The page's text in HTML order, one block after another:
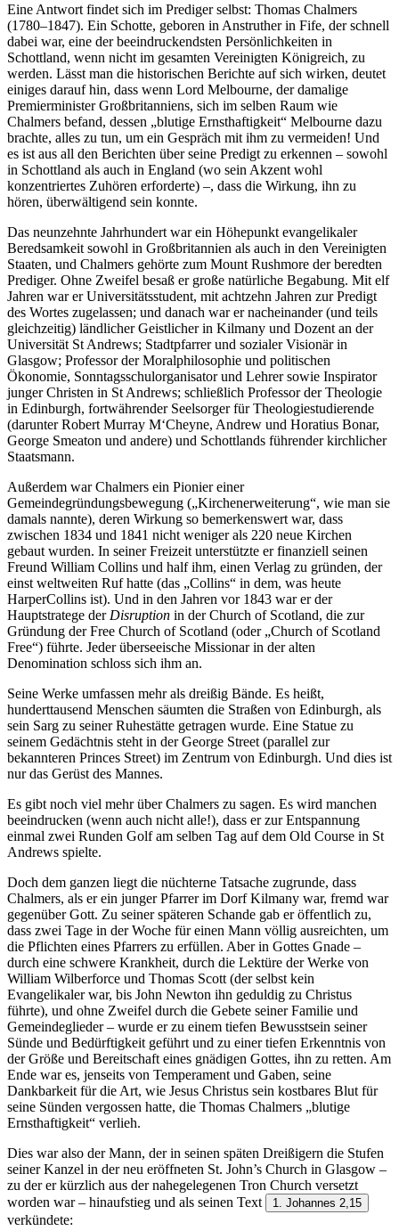
Eine Antwort findet sich im Prediger selbst: Thomas Chalmers
(1780–1847). Ein Schotte, geboren in Anstruther in Fife, der schnell
dabei war, eine der beeindruckendsten Persönlichkeiten in
Schottland, wenn nicht im gesamten Vereinigten Königreich, zu
werden. Lässt man die historischen Berichte auf sich wirken, deutet
einiges darauf hin, dass wenn Lord Melbourne, der damalige
Premierminister Großbritanniens, sich im selben Raum wie
Chalmers befand, dessen „blutige Ernsthaftigkeit“ Melbourne dazu
brachte, alles zu tun, um ein Gespräch mit ihm zu vermeiden! Und
es ist aus all den Berichten über seine Predigt zu erkennen – sowohl
in Schottland als auch in England (wo sein Akzent wohl
konzentriertes Zuhören erforderte) –, dass die Wirkung, ihn zu
hören, überwältigend sein konnte.
Das neunzehnte Jahrhundert war ein Höhepunkt evangelikaler
Beredsamkeit sowohl in Großbritannien als auch in den Vereinigten
Staaten, und Chalmers gehörte zum Mount Rushmore der beredten
Prediger. Ohne Zweifel besaß er große natürliche Begabung. Mit elf
Jahren war er Universitätsstudent, mit achtzehn Jahren zur Predigt
des Wortes zugelassen; und danach war er nacheinander (und teils
gleichzeitig) ländlicher Geistlicher in Kilmany und Dozent an der
Universität St Andrews; Stadtpfarrer und sozialer Visionär in
Glasgow; Professor der Moralphilosophie und politischen
Ökonomie, Sonntagsschulorganisator und Lehrer sowie Inspirator
junger Christen in St Andrews; schließlich Professor der Theologie
in Edinburgh, fortwährender Seelsorger für Theologiestudierende
(darunter Robert Murray M‘Cheyne, Andrew und Horatius Bonar,
George Smeaton und andere) und Schottlands führender kirchlicher
Staatsmann.
Außerdem war Chalmers ein Pionier einer
Gemeindegründungsbewegung („Kirchenerweiterung“, wie man sie
damals nannte), deren Wirkung so bemerkenswert war, dass
zwischen 1834 und 1841 nicht weniger als 220 neue Kirchen
gebaut wurden. In seiner Freizeit unterstützte er finanziell seinen
Freund William Collins und half ihm, einen Verlag zu gründen, der
einst weltweiten Ruf hatte (das „Collins“ in dem, was heute
HarperCollins ist). Und in den Jahren vor 1843 war er der
Hauptstratege der Disruption in der Church of Scotland, die zur
Gründung der Free Church of Scotland (oder „Church of Scotland
Free“) führte. Jeder überseeische Missionar in der alten
Denomination schloss sich ihm an.
Seine Werke umfassen mehr als dreißig Bände. Es heißt,
hunderttausend Menschen säumten die Straßen von Edinburgh, als
sein Sarg zu seiner Ruhestätte getragen wurde. Eine Statue zu
seinem Gedächtnis steht in der George Street (parallel zur
bekannteren Princes Street) im Zentrum von Edinburgh. Und dies ist
nur das Gerüst des Mannes.
Es gibt noch viel mehr über Chalmers zu sagen. Es wird manchen
beeindrucken (wenn auch nicht alle!), dass er zur Entspannung
einmal zwei Runden Golf am selben Tag auf dem Old Course in St
Andrews spielte.
Doch dem ganzen liegt die nüchterne Tatsache zugrunde, dass
Chalmers, als er ein junger Pfarrer im Dorf Kilmany war, fremd war
gegenüber Gott. Zu seiner späteren Schande gab er öffentlich zu,
dass zwei Tage in der Woche für einen Mann völlig ausreichten, um
die Pflichten eines Pfarrers zu erfüllen. Aber in Gottes Gnade –
durch eine schwere Krankheit, durch die Lektüre der Werke von
William Wilberforce und Thomas Scott (der selbst kein
Evangelikaler war, bis John Newton ihn geduldig zu Christus
führte), und ohne Zweifel durch die Gebete seiner Familie und
Gemeindeglieder – wurde er zu einem tiefen Bewusstsein seiner
Sünde und Bedürftigkeit geführt und zu einer tiefen Erkenntnis von
der Größe und Bereitschaft eines gnädigen Gottes, ihn zu retten. Am
Ende war es, jenseits von Temperament und Gaben, seine
Dankbarkeit für die Art, wie Jesus Christus sein kostbares Blut für
seine Sünden vergossen hatte, die Thomas Chalmers „blutige
Ernsthaftigkeit“ verlieh.
Dies war also der Mann, der in seinen späten Dreißigern die Stufen
seiner Kanzel in der neu eröffneten St. John’s Church in Glasgow –
zu der er kürzlich aus der nahegelegenen Tron Church versetzt
worden war – hinaufstieg und als seinen Text
1. Johannes 2,15
verkündete: